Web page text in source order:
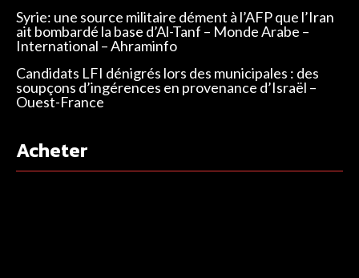
Syrie: une source militaire dément à l’AFP que l’Iran
ait bombardé la base d’Al-Tanf – Monde Arabe –
International – Ahraminfo
Candidats LFI dénigrés lors des municipales : des
soupçons d’ingérences en provenance d’Israël –
Ouest-France
Acheter